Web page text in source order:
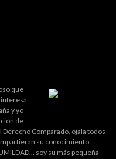
que
interesa
y yo
de
Derecho Comparado, ojala todos
su conocimiento
soy su más pequeña